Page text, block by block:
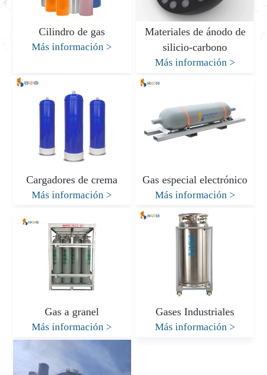
Cilindro de gas
Más información>
Materiales de ánodo de
silicio-carbono
Más información >
Cargadores de crema
Más información>
Gas especial electrónico
Más información >
Gas a granel
Más información>
Gases Industriales
Más información >